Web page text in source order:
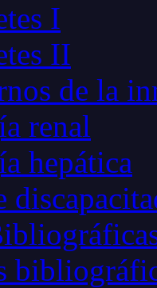
I
II
de la
renal
hepática